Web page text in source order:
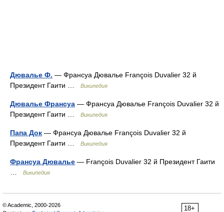
Дювалье Ф. — Франсуа Дювалье François Duvalier 32 й
Президент Гаити …
Википедия
Дювалье Франсуа — Франсуа Дювалье François Duvalier 32 й
Президент Гаити …
Википедия
Папа Док — Франсуа Дювалье François Duvalier 32 й
Президент Гаити …
Википедия
Франсуа Дювалье — François Duvalier 32 й Президент Гаити
Википедия
18+
© Academic, 2000-2026